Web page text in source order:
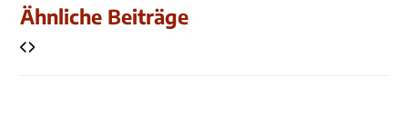
Ähnliche Beiträge